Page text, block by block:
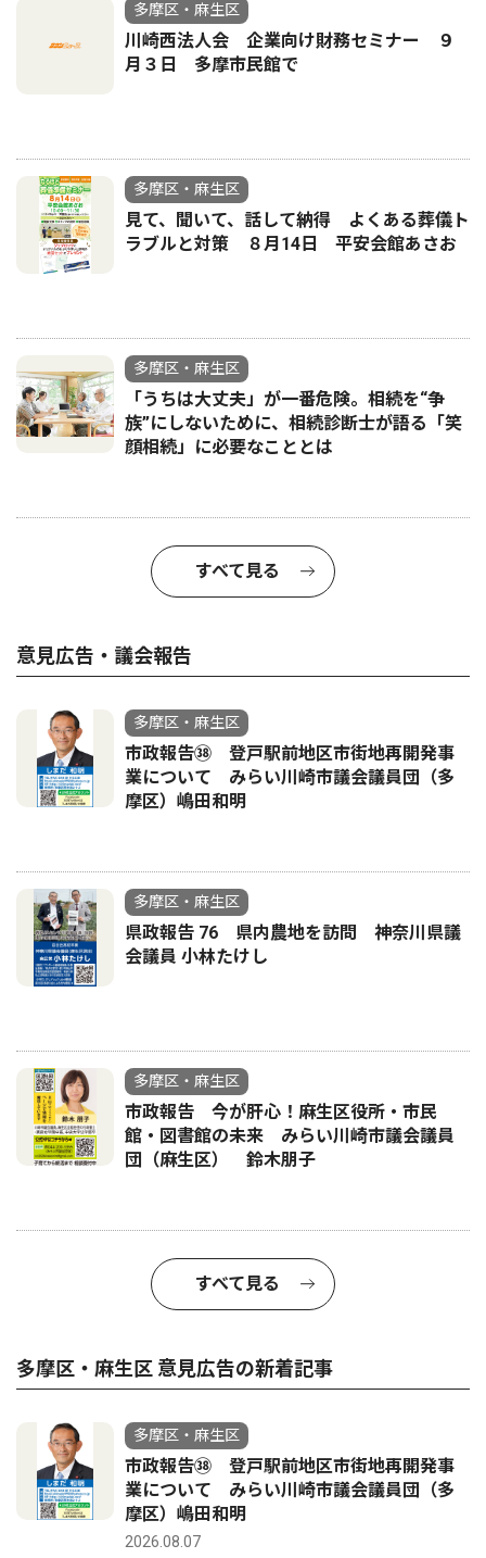
多摩区・麻生区
川崎西法人会 企業向け財務セミナー ９
月３日 多摩市民館で
多摩区・麻生区
見て、聞いて、話して納得 よくある葬儀ト
ラブルと対策 ８月14日 平安会館あさお
多摩区・麻生区
「うちは大丈夫」が一番危険。相続を“争
族”にしないために、相続診断士が語る「笑
顔相続」に必要なこととは
すべて見る
意見広告・議会報告
多摩区・麻生区
市政報告㊳ 登戸駅前地区市街地再開発事
業について みらい川崎市議会議員団（多
摩区）嶋田和明
多摩区・麻生区
県政報告 76 県内農地を訪問 神奈川県議
会議員 小林たけし
多摩区・麻生区
市政報告 今が肝心！麻生区役所・市民
館・図書館の未来 みらい川崎市議会議員
団（麻生区） 鈴木朋子
すべて見る
多摩区・麻生区 意見広告の新着記事
多摩区・麻生区
市政報告㊳ 登戸駅前地区市街地再開発事
業について みらい川崎市議会議員団（多
摩区）嶋田和明
2026.08.07